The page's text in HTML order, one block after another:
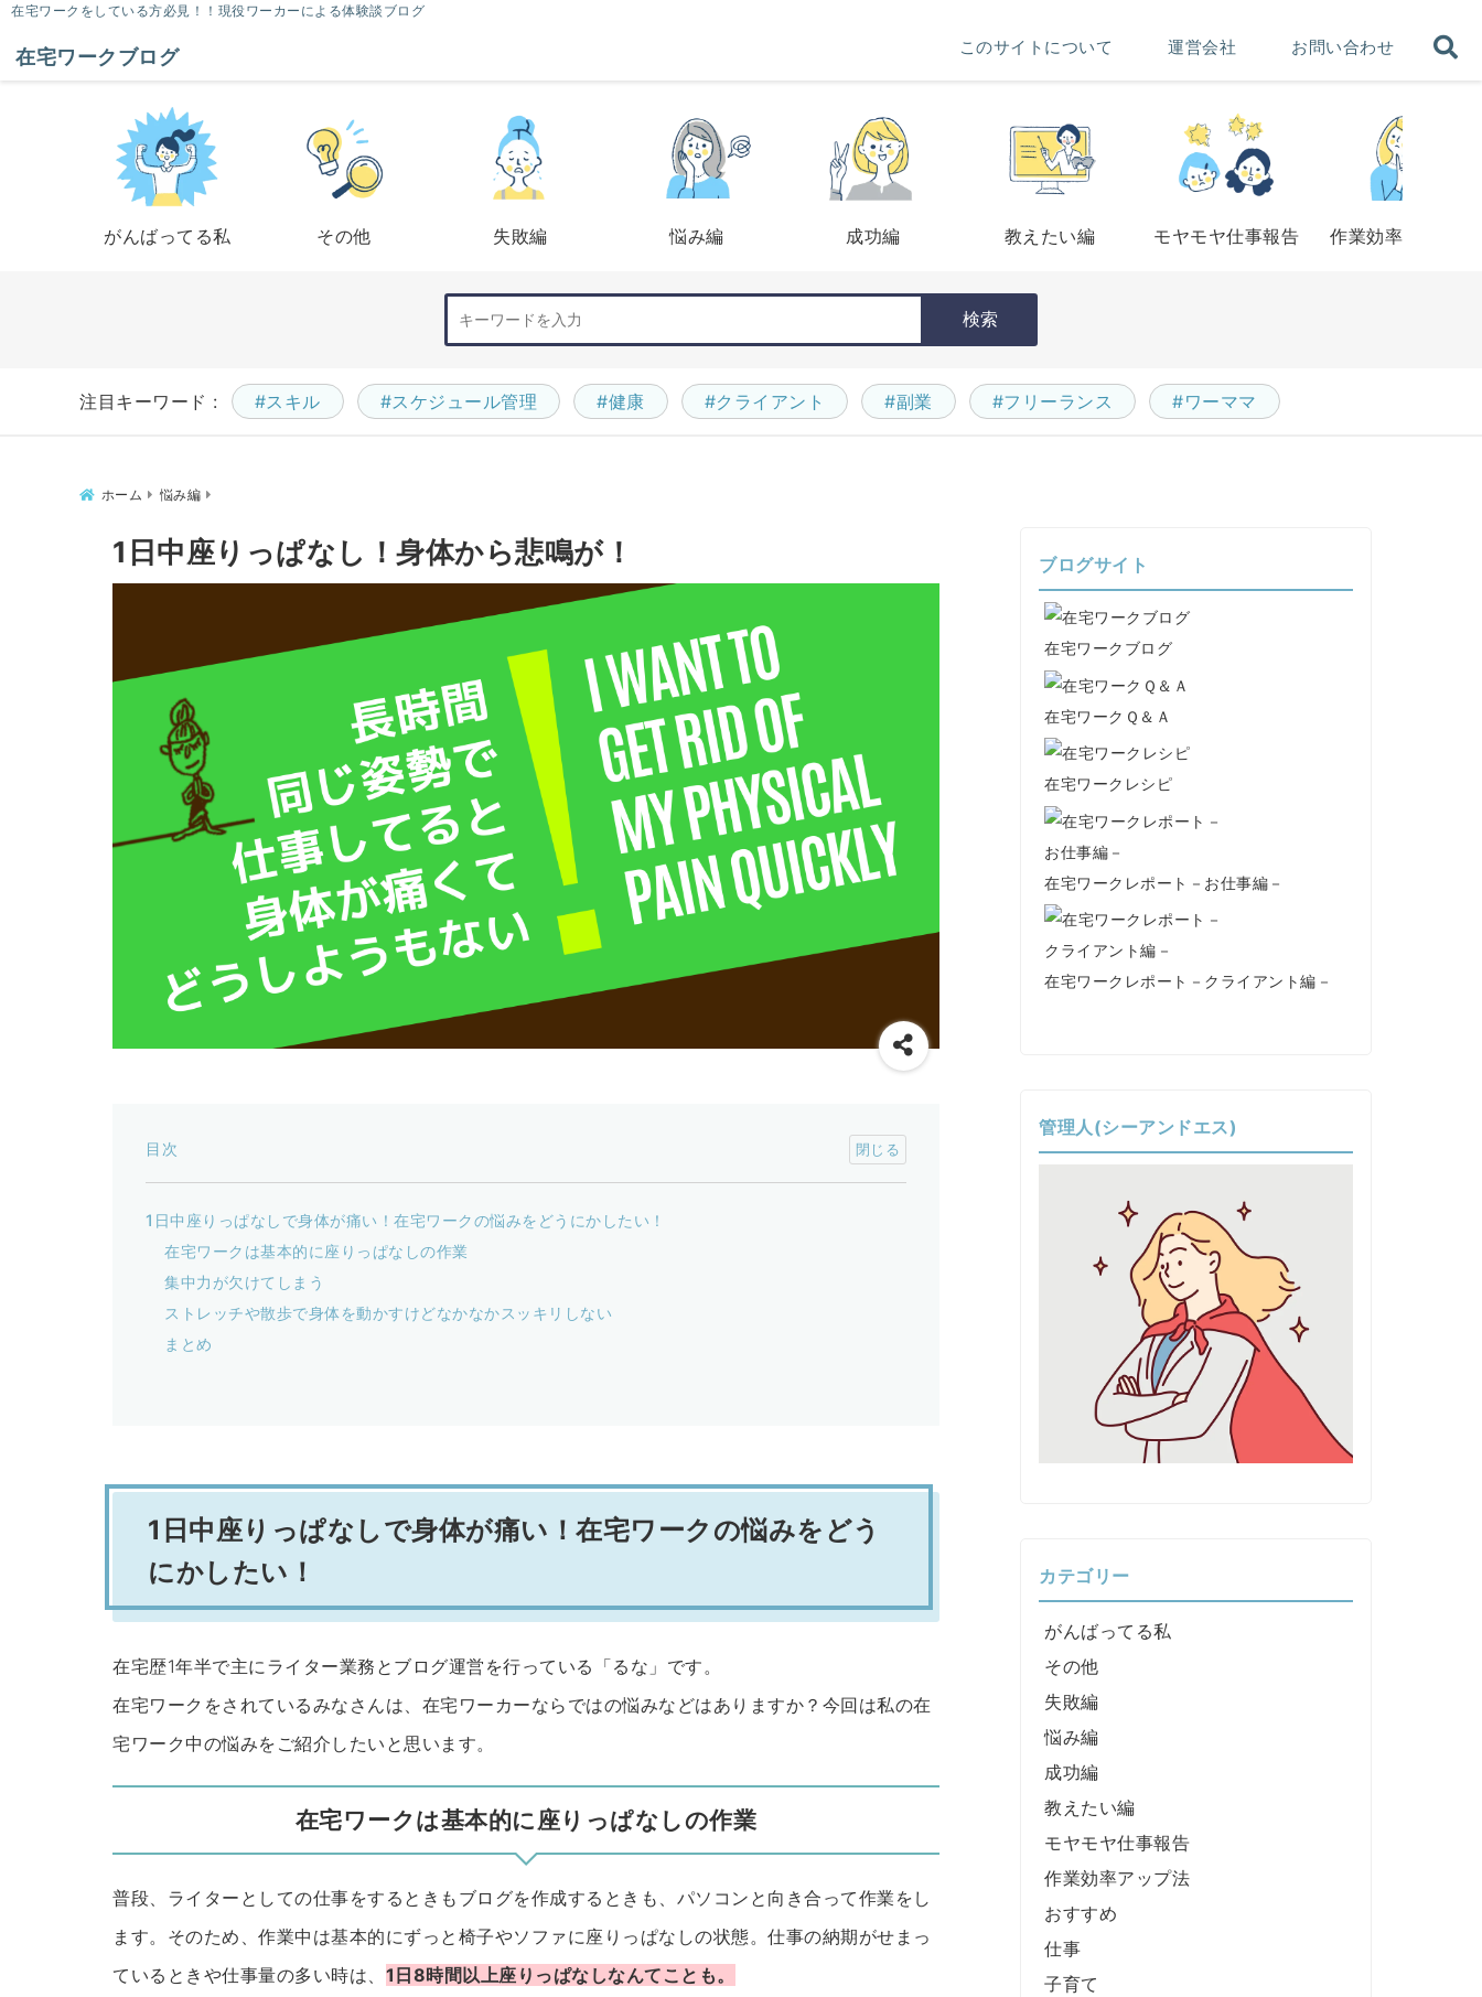
在宅ワークをしている方必見！！現役ワーカーによる体験談ブログ
在宅ワークブログ このサイトについて 運営会社 お問い合わせ
がんばってる私 その他 失敗編 悩み編 成功編 教えたい編 モヤモヤ仕事報告 作業効率アップ法
検索
注目キーワード : #スキル #スケジュール管理 #健康 #クライアント #副業 #フリーランス #ワーママ
ホーム 悩み編
1日中座りっぱなし！身体から悲鳴が！
目次
1日中座りっぱなしで身体が痛い！在宅ワークの悩みをどうにかしたい！
在宅ワークは基本的に座りっぱなしの作業
集中力が欠けてしまう
ストレッチや散歩で身体を動かすけどなかなかスッキリしない
まとめ
1日中座りっぱなしで身体が痛い！在宅ワークの悩みをどう
にかしたい！
在宅歴1年半で主にライター業務とブログ運営を行っている「るな」です。
在宅ワークをされているみなさんは、在宅ワーカーならではの悩みなどはありますか？今回は私の在
宅ワーク中の悩みをご紹介したいと思います。
在宅ワークは基本的に座りっぱなしの作業
普段、ライターとしての仕事をするときもブログを作成するときも、パソコンと向き合って作業をし
ます。そのため、作業中は基本的にずっと椅子やソファに座りっぱなしの状態。仕事の納期がせまっ
ているときや仕事量の多い時は、 1日8時間以上座りっぱなしなんてことも。
ブログサイト
在宅ワークブログ
在宅ワークＱ＆Ａ
在宅ワークレシピ
在宅ワークレポート－お仕事編－
在宅ワークレポート－クライアント編－
管理人(シーアンドエス)
カテゴリー
がんばってる私
その他
失敗編
悩み編
成功編
教えたい編
モヤモヤ仕事報告
作業効率アップ法
おすすめ
仕事
子育て